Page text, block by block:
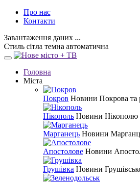
Про нас
Контакти
Завантаження даних ...
Стиль сітла темна автоматична
Головна
Міста
Покров Новини Покрова та
Нікополь Новини Нікополю
Марганець Новини
Апостолове Новини
Грушівка Новини